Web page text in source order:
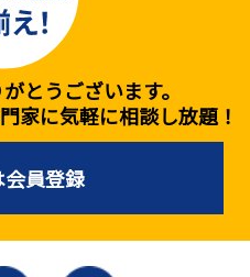
とうございます。
家に気軽に相談し放題！
会員登録